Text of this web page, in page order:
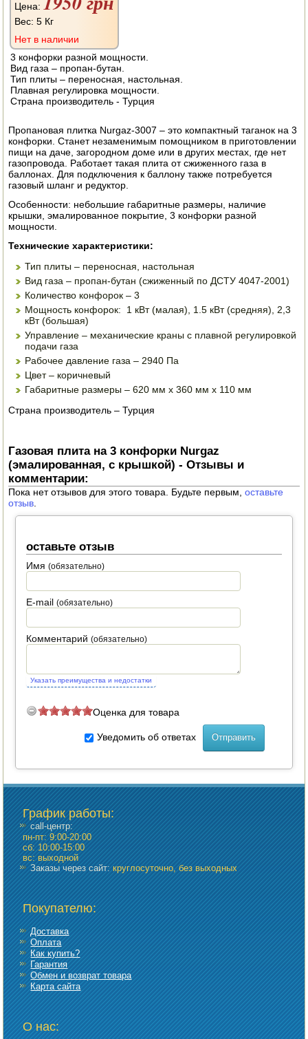
ОБОГРЕВАТЕЛИ
ДРОВОКОЛЫ
ГАЗОВЫЕ БАЛЛОНЫ
НАСТОЛЬНЫЕ ПЛИТЫ
ЭЛЕКТРО И БЕНЗО ИНСТРУМЕНТ
ОПРЫСКИВАТЕЛИ
ЭЛЕКТРО ШАШЛЫЧНИЦЫ
СОКОВЫЖИМАЛКИ
СУШИЛКИ ПРОДУКТОВ
СОКОВАРКИ
ТОВАРЫ ДЛЯ ЗИМЫ
ДЛЯ ФЕРМЕРА
ОБОРУДОВАНИЕ ДЛЯ ПЧЕЛОВОДСТВА
ДОИЛЬНЫЕ АППАРАТЫ
СРЕДСТВА ОТ ВРЕДИТЕЛЕЙ
ПОСУДА ДЛЯ КУХНИ
ДУШ ДЛЯ ДАЧИ И ДОМА
МАНГАЛЫ, КОПТИЛЬНИ
Цена:
Вес:5 Кг
Нет в наличии
3 конфорки разной мощности.
Вид газа – пропан-бутан.
Тип плиты – переносная, настольная.
Плавная регулировка мощности.
Страна производитель - Турция
Пропановая плитка Nurgaz-3007 – это компактный таганок на 3
конфорки. Станет незаменимым помощником в приготовлении
пищи на даче, загородном доме или в других местах, где нет
газопровода. Работает такая плита от сжиженного газа в
баллонах. Для подключения к баллону также потребуется
газовый шланг и редуктор.
Особенности: небольшие габаритные размеры, наличие
крышки, эмалированное покрытие, 3 конфорки разной
мощности.
Технические характеристики:
Тип плиты – переносная, настольная
Вид газа – пропан-бутан (сжиженный по ДСТУ 4047-2001)
Количество конфорок – 3
Мощность конфорок: 1 кВт (малая), 1.5 кВт (средняя), 2,3
кВт (большая)
Управление – механические краны с плавной регулировкой
подачи газа
Рабочее давление газа – 2940 Па
Цвет – коричневый
Габаритные размеры – 620 мм х 360 мм х 110 мм
Страна производитель – Турция
Газовая плита на 3 конфорки Nurgaz
(эмалированная, с крышкой) - Отзывы и
комментарии:
Пока нет отзывов для этого товара. Будьте первым,оставьте
отзыв
оставьте отзыв
Имя(обязательно)
E-mail(обязательно)
Комментарий(обязательно)
Указать преимущества и недостатки
Оценка для товара
Уведомить об ответах
График работы:
call-центр:
пн-пт: 9:00-20:00
сб: 10:00-15:00
вс: выходной
Заказы через сайт:круглосуточно, без выходных
Покупателю:
Доставка
Оплата
Как купить?
Гарантия
Обмен и возврат товара
Карта сайта
О нас: